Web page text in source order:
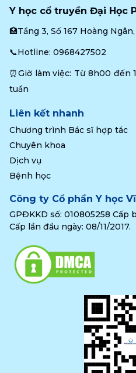
Y học cổ truyền Đại Học
🏥Tầng 3, Số 167 Hoàng
📞Hotline: 0968427502
⏰Giờ làm việc: Từ 8h00 đến
tuần
Liên kết nhanh
Chương trình Bác sĩ hợp tác
Chuyên khoa
Dịch vụ
Bệnh học
Công ty Cổ phần Y học
GPĐKKD số: 010805258 Cấp
Cấp lần đầu ngày: 08/11/2017.